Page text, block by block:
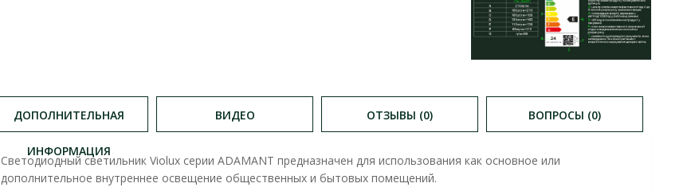
ДОПОЛНИТЕЛЬНАЯ
ИНФОРМАЦИЯ
ВИДЕО ОТЗЫВЫ (0) ВОПРОСЫ (0)
Светодиодный светильник Violux серии ADAMANT предназначен для использования как основное или
дополнительное внутреннее освещение общественных и бытовых помещений.